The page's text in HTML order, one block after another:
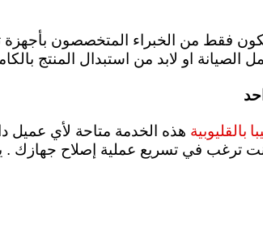
فقط من الخبراء المتخصصون
او لابد من استبدال المنتج
بالقليوبية هذه الخدمة متاحة لأي عميل
كنت ترغب في تسريع عملية إصلاح